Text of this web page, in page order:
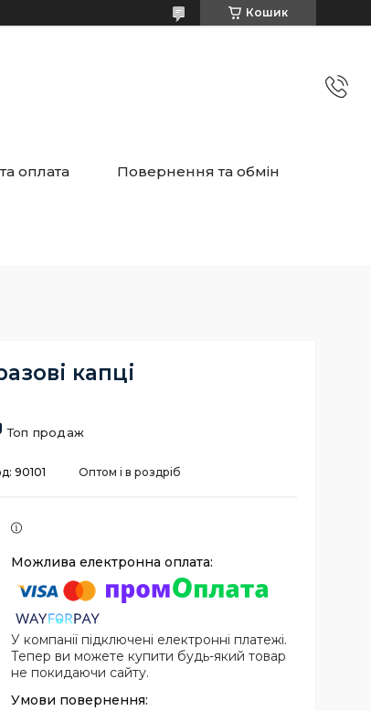
Кошик
оплата Повернення та обмін
капці
Топ продаж
Оптом і в роздріб
90101
У компанії підключені електронні платежі.
Тепер ви можете купити будь-який товар
не покидаючи сайту.